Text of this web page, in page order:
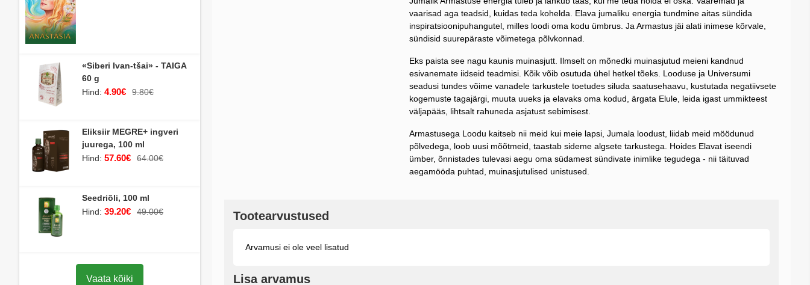
«Siberi Ivan-tšai» - TAIGA
60 g
Hind: 4.90€ 9.80€
Eliksiir MEGRE+ ingveri
juurega, 100 ml
Hind: 57.60€ 64.00€
Seedriõli, 100 ml
Hind: 39.20€ 49.00€
Vaata kõiki
vaarisad aga teadsid, kuidas teda kohelda. Elava jumaliku energia tundmine aitas sündida
inspiratsioonipuhangutel, milles loodi oma kodu ümbrus. Ja Armastus jäi alati inimese kõrvale,
sündisid suurepäraste võimetega põlvkonnad.
Eks paista see nagu kaunis muinasjutt. Ilmselt on mõnedki muinasjutud meieni kandnud
esivanemate iidseid teadmisi. Kõik võib osutuda ühel hetkel tõeks. Looduse ja Universumi
seadusi tundes võime vanadele tarkustele toetudes siluda saatusehaavu, kustutada negatiivsete
kogemuste tagajärgi, muuta uueks ja elavaks oma kodud, ärgata Elule, leida igast ummikteest
väljapääs, lihtsalt rahuneda asjatust sebimisest.
Armastusega Loodu kaitseb nii meid kui meie lapsi, Jumala loodust, liidab meid möödunud
põlvedega, loob uusi mõõtmeid, taastab sideme algsete tarkustega. Hoides Elavat iseendi
ümber, õnnistades tulevasi aegu oma südamest sündivate inimlike tegudega - nii täituvad
aegamööda puhtad, muinasjutulised unistused.
Tootearvustused
Arvamusi ei ole veel lisatud
Lisa arvamus